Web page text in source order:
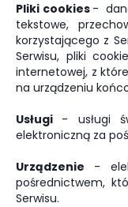
Pliki cookies -
tekstowe,
korzystającego z
Serwisu, pliki
internetowej, z
na urządzeniu
Usługi - usługi
elektroniczną za
Urządzenie -
pośrednictwem,
Serwisu.